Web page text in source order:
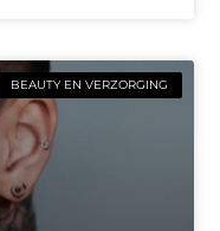
BEAUTY EN VERZORGING